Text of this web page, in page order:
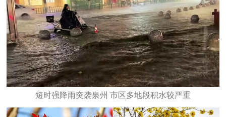
短时强降雨突袭泉州 市区多地段积水较严重